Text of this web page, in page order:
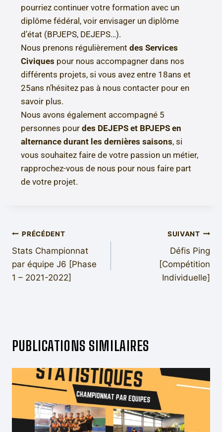
pourriez continuer votre formation avec un
diplôme fédéral, voir envisager un diplôme
d’état (BPJEPS, DEJEPS…).
Nous prenons régulièrement des Services
Civiques pour nous accompagner dans nos
différents projets, si vous avez entre 18ans et
25ans n’hésitez pas à nous contacter pour en
savoir plus.
Nous avons également accompagné 5
personnes pour des DEJEPS et BPJEPS en
alternance durant les dernières saisons, si
vous souhaitez faire de votre passion un métier,
rapprochez-vous de nous pour nous faire part
de votre projet.
PRÉCÉDENT
Stats Championnat
par équipe J6 [Phase
1 – 2021-2022]
SUIVANT
Défis Ping
[Compétition
Individuelle]
PUBLICATIONS SIMILAIRES